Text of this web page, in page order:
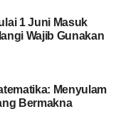
1 Juni Masuk
Wajib Gunakan
Menyulam
Bermakna